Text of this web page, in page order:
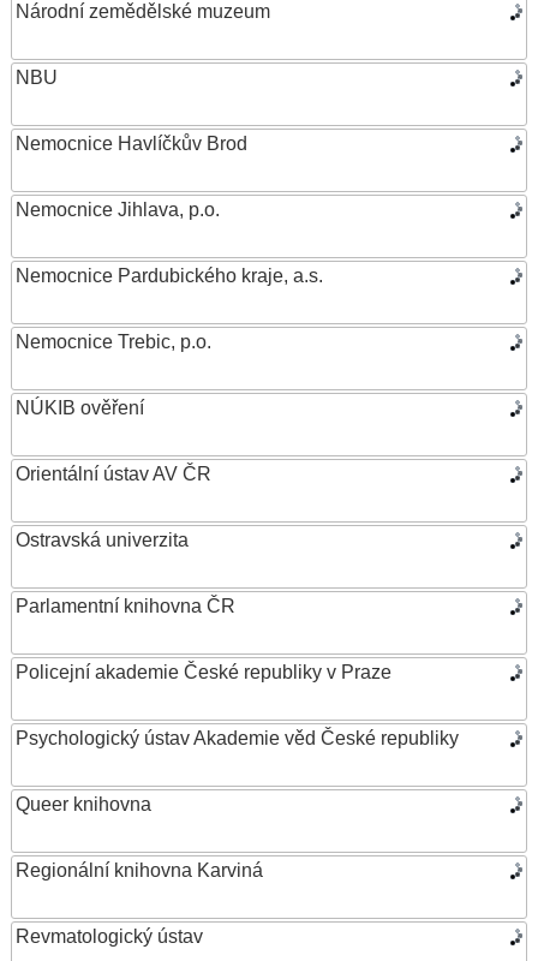
Národní zemědělské muzeum
NBU
Nemocnice Havlíčkův Brod
Nemocnice Jihlava, p.o.
Nemocnice Pardubického kraje, a.s.
Nemocnice Trebic, p.o.
NÚKIB ověření
Orientální ústav AV ČR
Ostravská univerzita
Parlamentní knihovna ČR
Policejní akademie České republiky v Praze
Psychologický ústav Akademie věd České republiky
Queer knihovna
Regionální knihovna Karviná
Revmatologický ústav